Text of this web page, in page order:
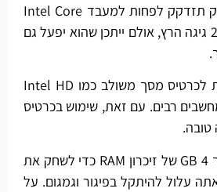
כדי לשחק את המשחק תזדקק לפחות למעבד Intel Core
i3 הפועל במהירות 2.4 גיגה הרץ, אולם ייתכן שהוא יפעל גם
בנוסף, תזדקק לפחות לכרטיס מסך משולב כמו Intel HD
מחשבים רבים. עם זאת, שימוש בכרטיס
טובה.
לבסוף, לפחות תצטרך 4 GB של זיכרון RAM כדי לשחק את
עלול להיתקל בפיגור וגמגום. על